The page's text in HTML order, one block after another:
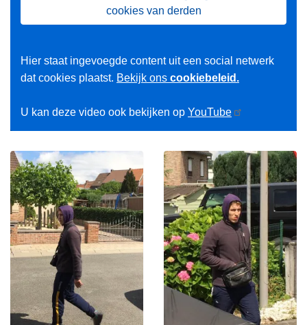
cookies van derden
Hier staat ingevoegde content uit een social netwerk
dat cookies plaatst. Bekijk ons cookiebeleid.
U kan deze video ook bekijken op YouTube